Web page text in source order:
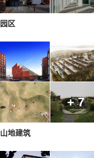
园区
+ 7
山地建筑